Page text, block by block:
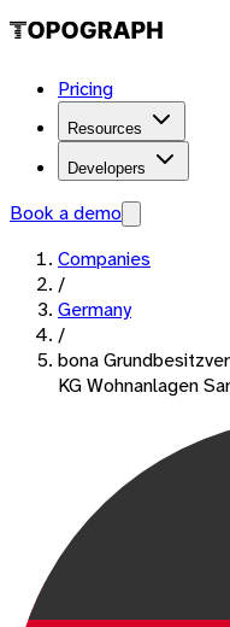
Pricing
Resources
Developers
Book a demo
Companies
/
Germany
/
bona
KG Wohnanlagen